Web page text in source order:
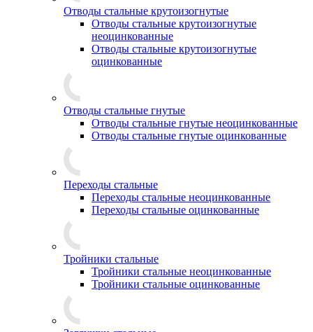
Отводы стальные крутоизогнутые
Отводы стальные крутоизогнутые
неоцинкованные
Отводы стальные крутоизогнутые
оцинкованные
Отводы стальные гнутые
Отводы стальные гнутые неоцинкованные
Отводы стальные гнутые оцинкованные
Переходы стальные
Переходы стальные неоцинкованные
Переходы стальные оцинкованные
Тройники стальные
Тройники стальные неоцинкованные
Тройники стальные оцинкованные